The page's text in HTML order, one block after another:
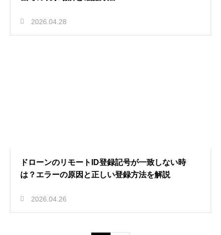
2026.04.28
ドローンのリモートID登録記号が一致しない時
は？エラーの原因と正しい登録方法を解説
2026.04.26